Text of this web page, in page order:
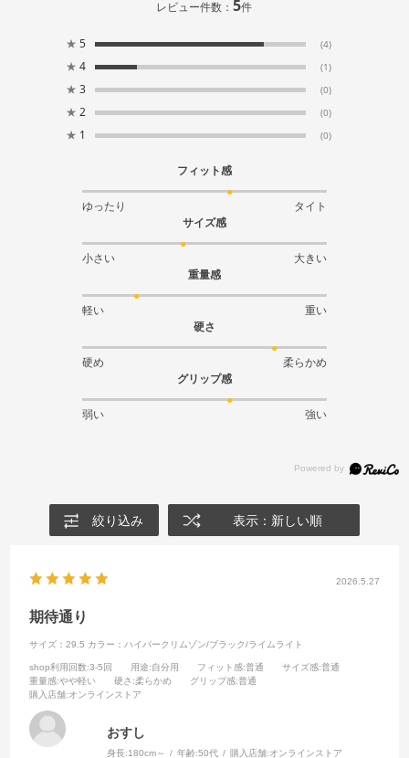
レビュー件数：5件
★ 5 (4)
★ 4 (1)
★ 3 (0)
★ 2 (0)
★ 1 (0)
フィット感
ゆったり
タイト
サイズ感
小さい
大きい
重量感
軽い
重い
硬さ
硬め
柔らかめ
グリップ感
弱い 強い
絞り込み 表示：新しい順
2026.5.27
期待通り
サイズ：29.5 カラー：ハイパークリムゾン/ブラック/ライムライト
shop利用回数:3-5回 用途:自分用 フィット感:普通 サイズ感:普通
重量感:やや軽い 硬さ :柔らかめ グリップ感:普通
購入店舗:オンラインストア
おすし
身長:180cm～ 年齢:50代 購入店舗:オンラインストア